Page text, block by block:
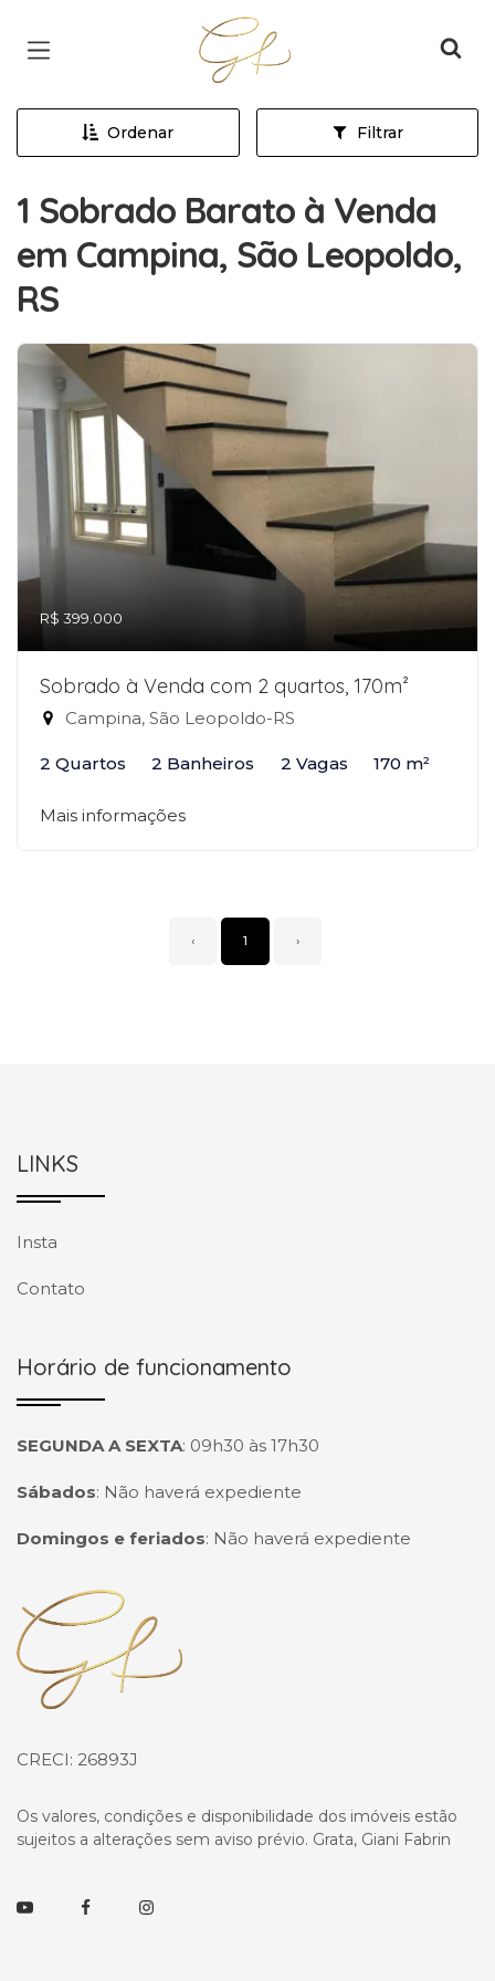
Página inicial
Ordenar Filtrar
1 Sobrado Barato à Venda
em Campina, São Leopoldo,
RS
R$ 399.000
Sobrado à Venda com 2 quartos, 170m²
Campina, São Leopoldo-RS
2 Quartos 2 Banheiros 2 Vagas 170 m²
Mais informações
‹ 1 ›
LINKS
Insta
Contato
Horário de funcionamento
SEGUNDA A SEXTA: 09h30 às 17h30
Sábados: Não haverá expediente
Domingos e feriados: Não haverá expediente
Página inicial
CRECI: 26893J
Os valores, condições e disponibilidade dos imóveis estão
sujeitos a alterações sem aviso prévio. Grata, Giani Fabrin
YoutubeFacebookInstagram